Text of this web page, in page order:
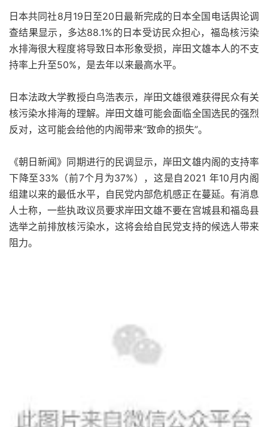
日本共同社8月19日至20日最新完成的日本全国电话舆论调
查结果显示，多达88.1%的日本受访民众担心，福岛核污染
水排海很大程度将导致日本形象受损，岸田文雄本人的不支
持率上升至50%，是去年以来最高水平。
日本法政大学教授白鸟浩表示，岸田文雄很难获得民众有关
核污染水排海的理解。岸田文雄可能会面临全国选民的强烈
反对，这可能会给他的内阁带来“致命的损失”。
《朝日新闻》同期进行的民调显示，岸田文雄内阁的支持率
下降至33%（前7个月为37%），这是自2021 年10月内阁
组建以来的最低水平，自民党内部危机感正在蔓延。有消息
人士称，一些执政议员要求岸田文雄不要在宫城县和福岛县
选举之前排放核污染水，这将会给自民党支持的候选人带来
阻力。